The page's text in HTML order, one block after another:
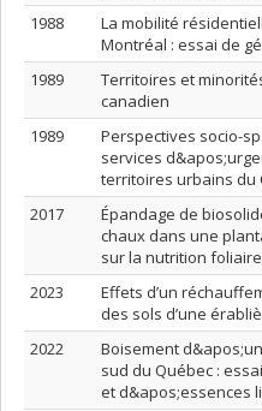
1988
La mobilité
Montréal : essai de
1989
Territoires et
canadien
1989
Perspectives socio-
services
territoires urbains du
2017
Épandage de
chaux dans une
sur la nutrition
2023
Effets d’un
des sols d’une
2022
Boisement
sud du Québec :
et d&apos;essences